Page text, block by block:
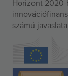
Horizont 2020-
számú